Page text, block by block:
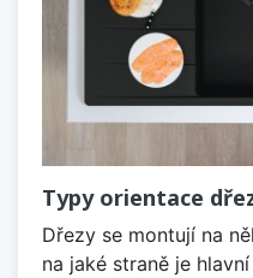
Typy orientace
Dřezy se montují na
na jaké straně je